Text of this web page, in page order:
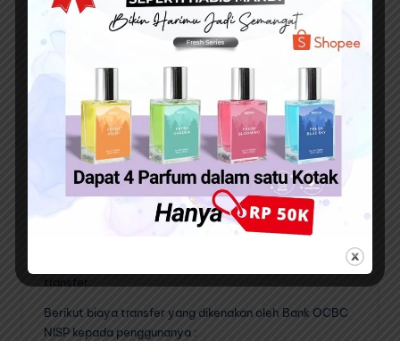
Biaya Transfer Antar
Bank
Seperti yang kita ketahui bahwa setiap kali
menggunakan fasilitas transfer baik ke sesama bank
maupun antar bank akan dikenakan biaya.
Adapun besaran biaya transfer tersebut cukup
bervariatif pada masing-masing layanan. Dengan
mengetahui besaran biaya transfer ini akan
transfer.
Berikut biaya transfer yang dikenakan oleh Bank OCBC
NISP kepada penggunanya :